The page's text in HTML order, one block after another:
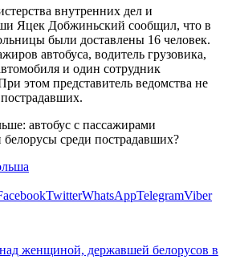
внутренних дел и
Яцек Добжиньский сообщил, что в
были доставлены 16 человек.
автобуса, водитель грузовика,
и один сотрудник
этом представитель ведомства не
TwitterWhatsAppTelegramViber
женщиной, державшей белорусов в